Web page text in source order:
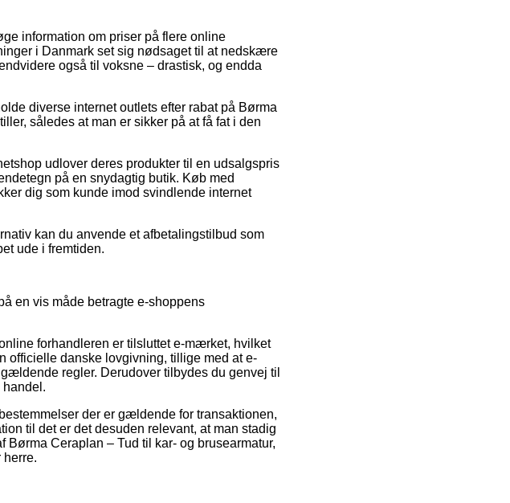
information om priser på flere online
i Danmark set sig nødsaget til at nedskære
også til voksne – drastisk, og endda
diverse internet outlets efter rabat på Børma
således at man er sikker på at få fat i den
udlover deres produkter til en udsalgspris
på en snydagtig butik. Køb med
dig som kunde imod svindlende internet
kan du anvende et afbetalingstilbud som
ude i fremtiden.
en vis måde betragte e-shoppens
forhandleren er tilsluttet e-mærket, hvilket
officielle danske lovgivning, tillige med at e-
regler. Derudover tilbydes du genvej til
der er gældende for transaktionen,
til det er det desuden relevant, at man stadig
Ceraplan – Tud til kar- og brusearmatur,
herre.